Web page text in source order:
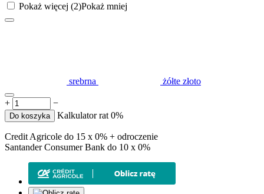
Pokaż więcej (2)Pokaż mniej
srebrna żółte złoto
+ −
Do koszyka Kalkulator rat 0%
Credit Agricole do 15 x 0% + odroczenie
Santander Consumer Bank do 10 x 0%